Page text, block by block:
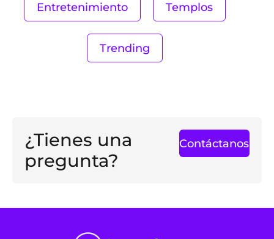
Entretenimiento Templos
Trending
¿Tienes una
pregunta?
Contáctanos